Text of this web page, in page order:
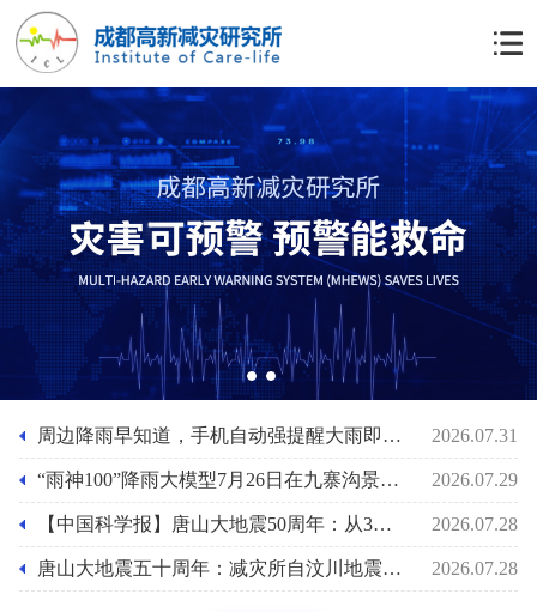
12 周边降雨早知道，手机自动强提醒大雨即将来袭功能上线，“雨神100”降雨大模型助力基层防灾人员的应急准备 2026.07.31
“雨神100”降雨大模型7月26日在九寨沟景区泥石流前2小时预报其最大小时雨强29mm/小时 2026.07.29
【中国科学报】唐山大地震50周年：从3小时速报到61秒预警 2026.07.28
唐山大地震五十周年：减灾所自汶川地震后十八年助力国家预警能力之路 2026.07.28